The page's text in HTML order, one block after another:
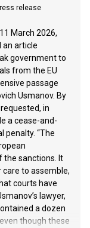
release
March 2026,
an article
government to
from the EU
passage
Usmanov. By
in
a cease-and-
penalty. “The
the sanctions. It
to assemble,
courts have
lawyer,
a dozen
though these